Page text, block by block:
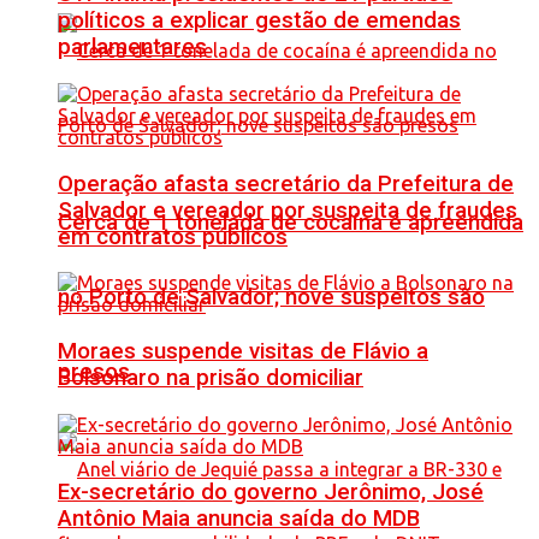
Cerca de 1 tonelada de cocaína é apreendida
no Porto de Salvador; nove suspeitos são
presos
políticos a explicar gestão de emendas
parlamentares
Operação afasta secretário da Prefeitura de
Salvador e vereador por suspeita de fraudes
em contratos públicos
Moraes suspende visitas de Flávio a
Bolsonaro na prisão domiciliar
Ex-secretário do governo Jerônimo, José
Antônio Maia anuncia saída do MDB